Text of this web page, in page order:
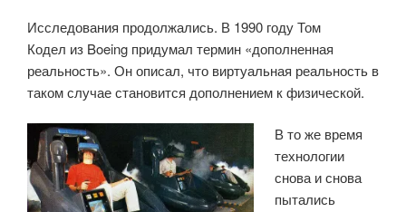
Исследования продолжались. В 1990 году Том
Кодел из Boeing придумал термин «дополненная
реальность». Он описал, что виртуальная реальность в
таком случае становится дополнением к физической.
В то же время
технологии
снова и снова
пытались